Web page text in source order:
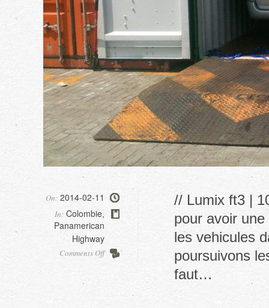
On: 2014-02-11
In: Colombie
Panamerican
Highway
Comments Offon
// Lumix ft3 |
pour avoir
les vehicules
poursuivons
faut…